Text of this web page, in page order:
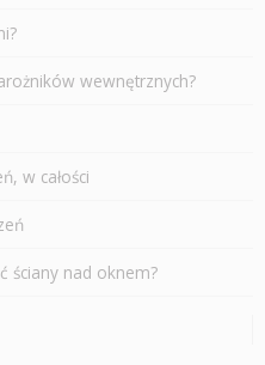
wewnętrznych?
w całości
ściany nad oknem?